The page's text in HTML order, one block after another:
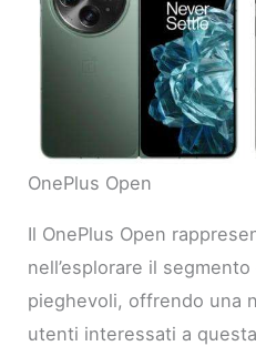
OnePlus Open
Il OnePlus Open
nell’esplorare il
pieghevoli, offrendo una
utenti interessati a